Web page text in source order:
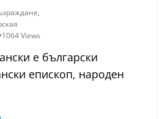
,
1064 Views
е български
епископ, народен